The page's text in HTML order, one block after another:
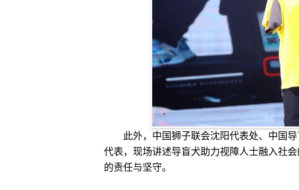
此外，中国狮子联会沈阳代表处、中国导
代表，现场讲述导盲犬助力视障人士融入社
的责任与坚守。